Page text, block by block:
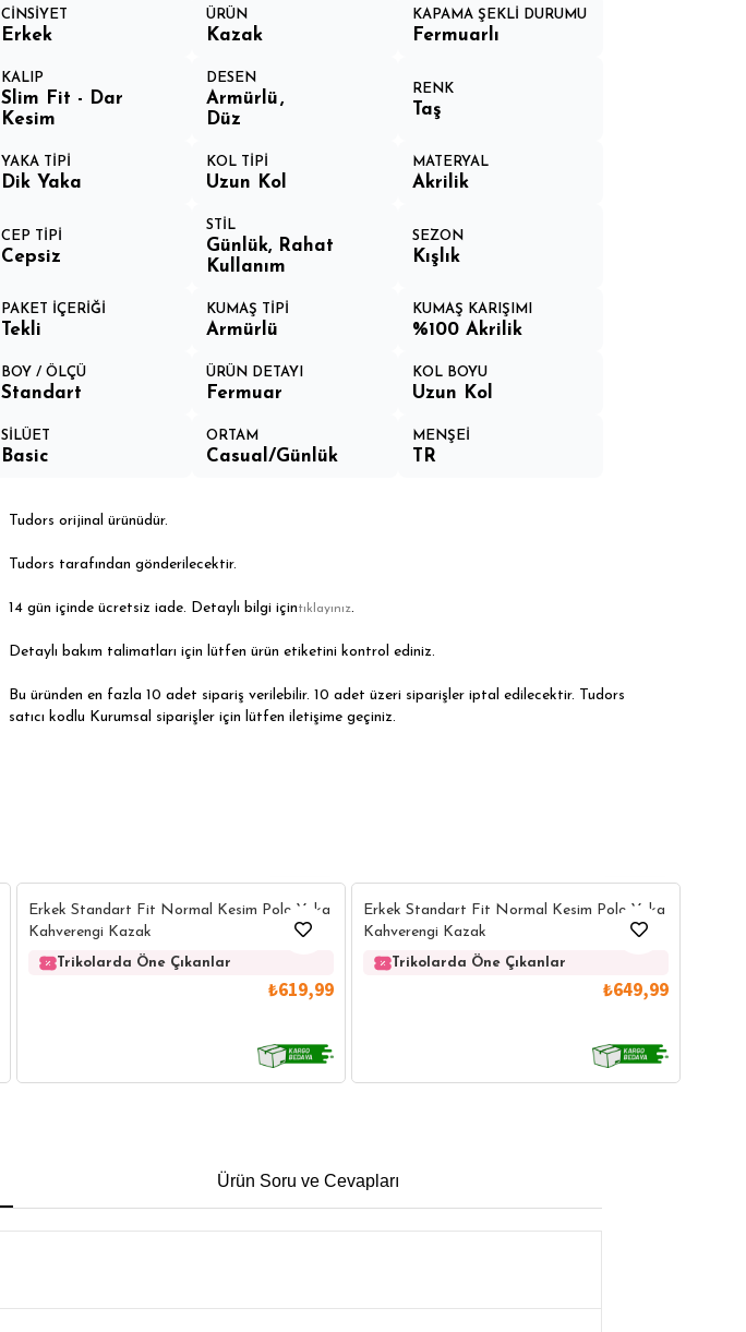
CİNSİYET
Erkek
ÜRÜN
Kazak
KAPAMA ŞEKLİ DURUMU
Fermuarlı
KALIP
Slim Fit - Dar
Kesim
DESEN
Armürlü
Düz
RENK
Taş
YAKA TİPİ
Dik Yaka
KOL TİPİ
Uzun Kol
MATERYAL
Akrilik
CEP TİPİ
Cepsiz
STİL
Günlük, Rahat
Kullanım
SEZON
Kışlık
PAKET İÇERİĞİ
Tekli
KUMAŞ TİPİ
Armürlü
KUMAŞ KARIŞIMI
%100 Akrilik
BOY / ÖLÇÜ
Standart
ÜRÜN DETAYI
Fermuar
KOL BOYU
Uzun Kol
SİLÜET
Basic
ORTAM
Casual/Günlük
MENŞEİ
TR
Tudors orijinal ürünüdür.
Tudors tarafından gönderilecektir.
14 gün içinde ücretsiz iade. Detaylı bilgi içintıklayınız.
Detaylı bakım talimatları için lütfen ürün etiketini kontrol ediniz.
Bu üründen en fazla 10 adet sipariş verilebilir. 10 adet üzeri siparişler iptal edilecektir. Tudors
satıcı kodlu Kurumsal siparişler için lütfen iletişime geçiniz.
Erkek Standart Fit Normal Kesim Polo Yaka
Kahverengi Kazak
Trikolarda Öne Çıkanlar
₺619,99
Erkek Standart Fit Normal Kesim Polo Yaka
Kahverengi Kazak
Trikolarda Öne Çıkanlar
₺649,99
Ürün Soru ve Cevapları